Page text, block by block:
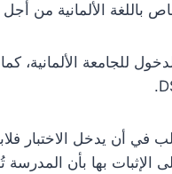
باللغة الألمانية من
للجامعة الألمانية،
في أن يدخل الاختبار
الإثبات بها بأن المدرسة